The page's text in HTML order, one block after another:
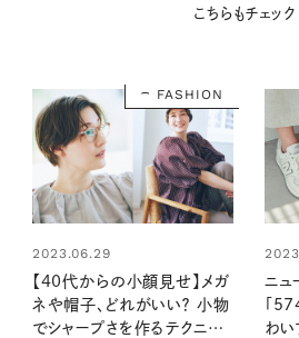
こちらもチェック
FASHION
2023.06.29
【40代からの小顔見せ】メガ
ネや帽子、どれがいい？ 小物
でシャープさを作るテクニッ
ニュ
「
わい